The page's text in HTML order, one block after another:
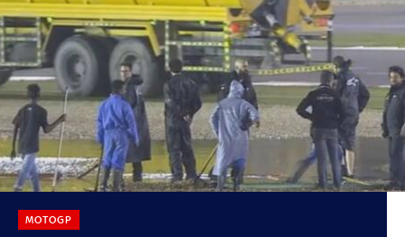
MOTOGP